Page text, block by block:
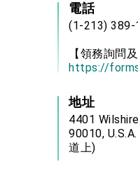
電話
(1-213) 389-
【領務詢問
https://
地址
4401
90010,
道上)